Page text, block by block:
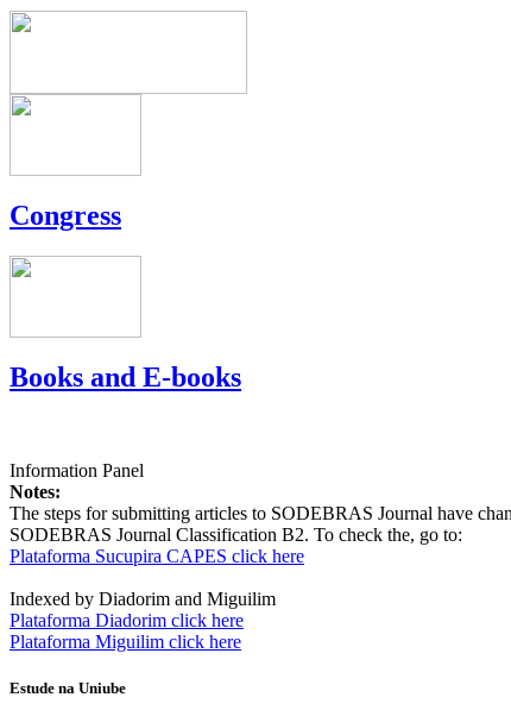
Congress
Books and E-books
Information Panel
Notes:
The steps for submitting articles to SODEBRAS Journal have
SODEBRAS Journal Classification B2. To check the, go to:
Plataforma Sucupira CAPES click here
Indexed by Diadorim and Miguilim
Plataforma Diadorim click here
Plataforma Miguilim click here
Estude na Uniube